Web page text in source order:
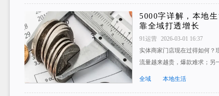
5000字详解，本地
靠全域打透增长
91运营 2026-03-01 16:37
实体商家门店现在过得如何？
流量越来越贵，爆款难求；
全域 本地生活